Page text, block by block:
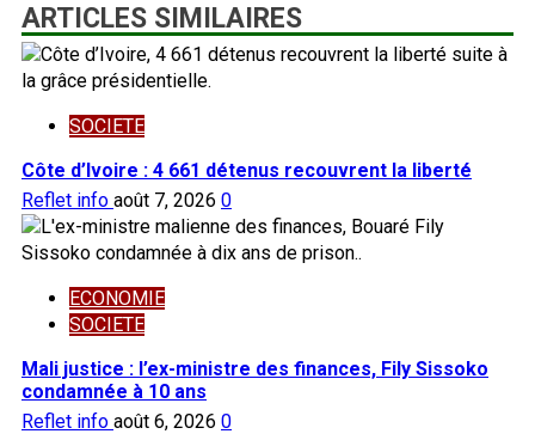
ARTICLES SIMILAIRES
SOCIETE
Côte d’Ivoire : 4 661 détenus recouvrent la liberté
Reflet info août 7, 2026 0
ECONOMIE
SOCIETE
Mali justice : l’ex-ministre des finances, Fily Sissoko
condamnée à 10 ans
Reflet info août 6, 2026 0